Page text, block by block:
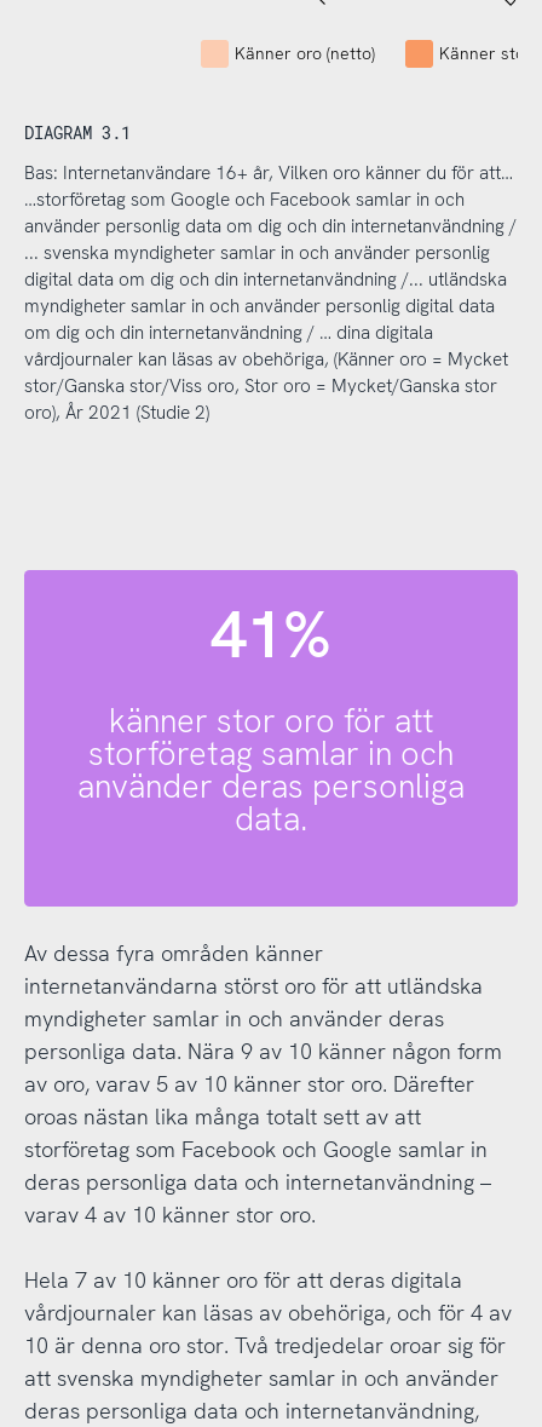
Känner stor
Känner oro (netto)
DIAGRAM 3.1
Bas: Internetanvändare 16+ år, Vilken oro känner du för att…
…storföretag som Google och Facebook samlar in och
använder personlig data om dig och din internetanvändning /
... svenska myndigheter samlar in och använder personlig
digital data om dig och din internetanvändning /... utländska
myndigheter samlar in och använder personlig digital data
om dig och din internetanvändning / … dina digitala
vårdjournaler kan läsas av obehöriga, (Känner oro = Mycket
stor/Ganska stor/Viss oro, Stor oro = Mycket/Ganska stor
oro), År 2021 (Studie 2)
41%
känner stor oro för att
storföretag samlar in och
använder deras personliga
data.
Av dessa fyra områden känner
internetanvändarna störst oro för att utländska
myndigheter samlar in och använder deras
personliga data. Nära 9 av 10 känner någon form
av oro, varav 5 av 10 känner stor oro. Därefter
oroas nästan lika många totalt sett av att
storföretag som Facebook och Google samlar in
deras personliga data och internetanvändning –
varav 4 av 10 känner stor oro.
Hela 7 av 10 känner oro för att deras digitala
vårdjournaler kan läsas av obehöriga, och för 4 av
10 är denna oro stor. Två tredjedelar oroar sig för
att svenska myndigheter samlar in och använder
deras personliga data och internetanvändning,